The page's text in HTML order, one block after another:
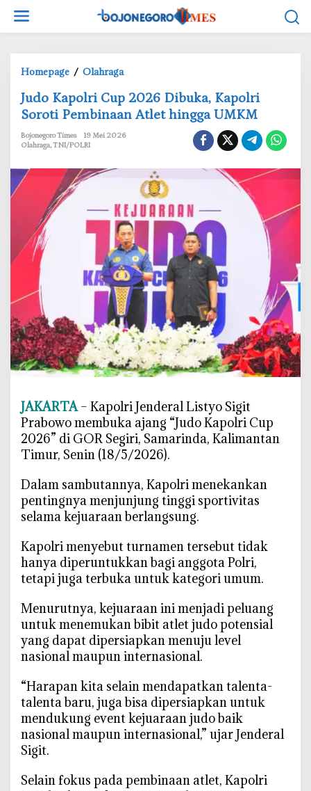
w
Homepage / Olahraga
u
d
o
l
r
i
C
u
p
2
0
2
6
D
i
u
k
a
,
a
p
o
r
i
S
r
o
t
i
e
m
b
i
a
‎Judo Kapolri Cup 2026 Dibuka, Kapolri
Soroti Pembinaan Atlet hingga UMKM
Bojonegoro Times
19 Mei 2026
Olahraga,TNI/POLRI
JAKARTA– Kapolri Jenderal Listyo Sigit
Prabowo membuka ajang “Judo Kapolri Cup
2026” di GOR Segiri, Samarinda, Kalimantan
Timur, Senin (18/5/2026).
‎Dalam sambutannya, Kapolri menekankan
pentingnya menjunjung tinggi sportivitas
selama kejuaraan berlangsung.
‎Kapolri menyebut turnamen tersebut tidak
hanya diperuntukkan bagi anggota Polri,
tetapi juga terbuka untuk kategori umum.
‎Menurutnya, kejuaraan ini menjadi peluang
untuk menemukan bibit atlet judo potensial
yang dapat dipersiapkan menuju level
nasional maupun internasional.
‎“Harapan kita selain mendapatkan talenta-
talenta baru, juga bisa dipersiapkan untuk
mendukung event kejuaraan judo baik
nasional maupun internasional,” ujar Jenderal
Sigit.
‎Selain fokus pada pembinaan atlet, Kapolri